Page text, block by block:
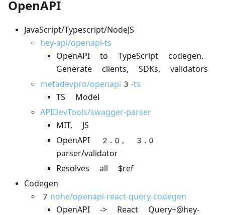
OpenAPI
JavaScript/Typescript/NodeJS
hey-api/openapi-ts
OpenAPI to TypeScript codegen.
Generate clients, SDKs, validators
metadevpro/openapi3-ts
TS Model
APIDevTools/swagger-parser
MIT, JS
OpenAPI 2.0, 3.0
parser/validator
Resolves all $ref
Codegen
7nohe/openapi-react-query-codegen
OpenAPI -> React Query+@hey-